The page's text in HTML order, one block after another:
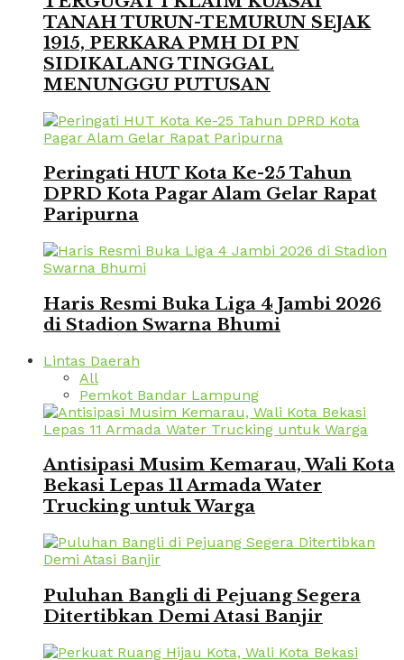
TANAH TURUN-TEMURUN SEJAK
1915, PERKARA PMH DI PN
SIDIKALANG TINGGAL
MENUNGGU PUTUSAN
Peringati HUT Kota Ke-25 Tahun
DPRD Kota Pagar Alam Gelar Rapat
Paripurna
Haris Resmi Buka Liga 4 Jambi 2026
di Stadion Swarna Bhumi
Lintas Daerah
All
Pemkot Bandar Lampung
Antisipasi Musim Kemarau, Wali Kota
Bekasi Lepas 11 Armada Water
Trucking untuk Warga
Puluhan Bangli di Pejuang Segera
Ditertibkan Demi Atasi Banjir